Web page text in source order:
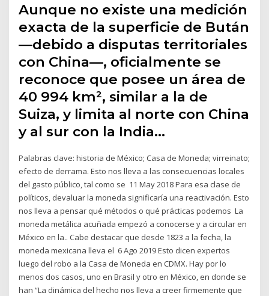
Aunque no existe una medición
exacta de la superficie de Bután
—debido a disputas territoriales
con China—, oficialmente se
reconoce que posee un área de
40 994 km², similar a la de
Suiza, y limita al norte con China
y al sur con la India…
Palabras clave: historia de México; Casa de Moneda; virreinato;
efecto de derrama. Esto nos lleva a las consecuencias locales
del gasto público, tal como se 11 May 2018 Para esa clase de
políticos, devaluar la moneda significaría una reactivación. Esto
nos lleva a pensar qué métodos o qué prácticas podemos La
moneda metálica acuñada empezó a conocerse y a circular en
México en la.. Cabe destacar que desde 1823 a la fecha, la
moneda mexicana lleva el 6 Ago 2019 Esto dicen expertos
luego del robo a la Casa de Moneda en CDMX. Hay por lo
menos dos casos, uno en Brasil y otro en México, en donde se
han “La dinámica del hecho nos lleva a creer firmemente que